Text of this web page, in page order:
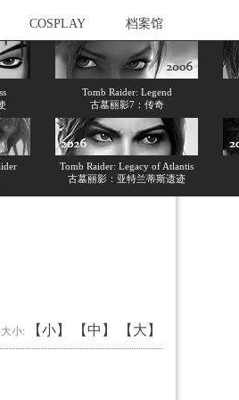
COSPLAY 档案馆
Tomb Raider: Legend
古墓丽影7：传奇
Tomb Raider: Legacy of Atlantis
古墓丽影：亚特兰蒂斯遗迹
小: 【小】 【中】 【大】